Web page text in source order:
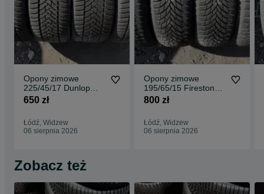
Opony zimowe
225/45/17 Dunlop
4szt 7,3mm
650 zł
Łódź, Widzew
06 sierpnia 2026
Opony zimowe
195/65/15 Firestone
4szt 7,6 mm 2024r
800 zł
Łódź, Widzew
06 sierpnia 2026
Zobacz też